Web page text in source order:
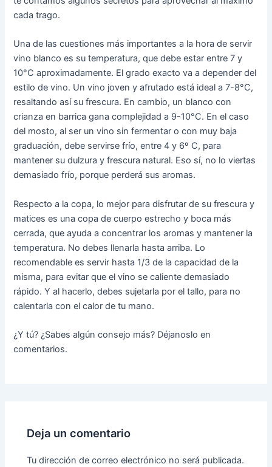
cada trago.
Una de las cuestiones más importantes a la hora de servir
vino blanco es su temperatura, que debe estar entre 7 y
10°C aproximadamente. El grado exacto va a depender del
estilo de vino. Un vino joven y afrutado está ideal a 7-8°C,
resaltando así su frescura. En cambio, un blanco con
crianza en barrica gana complejidad a 9-10°C. En el caso
del mosto, al ser un vino sin fermentar o con muy baja
graduación, debe servirse frío, entre 4 y 6º C, para
mantener su dulzura y frescura natural. Eso sí, no lo viertas
demasiado frío, porque perderá sus aromas.
Respecto a la copa, lo mejor para disfrutar de su frescura y
matices es una copa de cuerpo estrecho y boca más
cerrada, que ayuda a concentrar los aromas y mantener la
temperatura. No debes llenarla hasta arriba. Lo
recomendable es servir hasta 1/3 de la capacidad de la
misma, para evitar que el vino se caliente demasiado
rápido. Y al hacerlo, debes sujetarla por el tallo, para no
calentarla con el calor de tu mano.
¿Y tú? ¿Sabes algún consejo más? Déjanoslo en
comentarios.
Deja un comentario
Tu dirección de correo electrónico no será publicada.